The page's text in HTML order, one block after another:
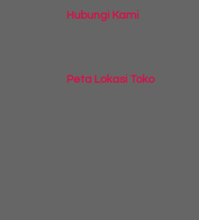
Hubungi Kami
Peta Lokasi Toko